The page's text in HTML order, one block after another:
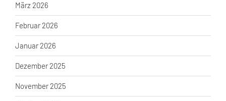
März 2026
Februar 2026
Januar 2026
Dezember 2025
November 2025